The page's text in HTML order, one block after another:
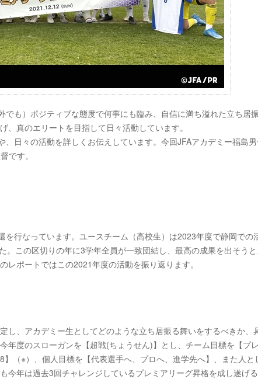
も）ポジティブな態度で何事にも臨み、自信に満ち溢れた立ち居
真のエリートを目指して日々活動しています。
日々の活動を詳しくお伝えしています。今回JFAアカデミー福島
です。
行なっています。ユースチーム（高校生）は2023年度で静岡での
この区切りの年に3学年全員が一致団結し、最高の成果を出そう
ポートではこの2021年度の活動を振り返ります。
し、アカデミー生としてどのような立ち居振る舞いをするべきか、
年度のスローガンを【超戦(ちょうせん)】とし、チーム目標を【プ
（※）、個人目標を【代表選手へ、プロへ、進学先へ】、また人と
今年は過去3回チャレンジしているプレミアリーグ昇格を成し遂げ